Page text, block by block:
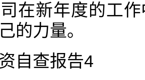
在新年度的工
的力量。
自查报告4